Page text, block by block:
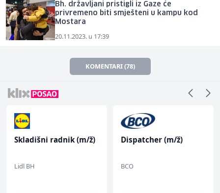
Bh. državljani pristigli iz Gaze će
privremeno biti smješteni u kampu kod
Mostara
20.11.2023. u 17:39
KOMENTARI (78)
Skladišni radnik (m/ž)
Lidl BH
Dispatcher (m/ž)
BCO